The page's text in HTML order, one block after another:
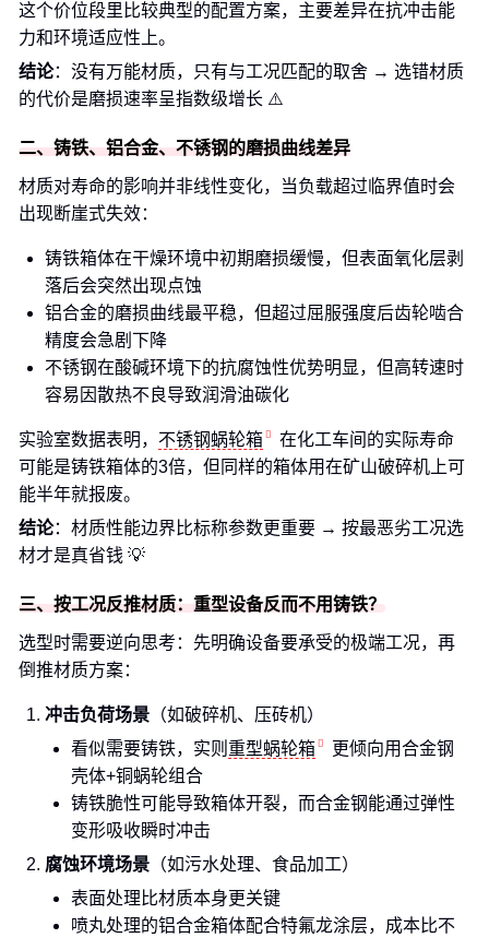
这个价位段里比较典型的配置方案，主要差异在抗冲击能
力和环境适应性上。
结论：没有万能材质，只有与工况匹配的取舍 → 选错材质
的代价是磨损速率呈指数级增长 ⚠️
二、铸铁、铝合金、不锈钢的磨损曲线差异
材质对寿命的影响并非线性变化，当负载超过临界值时会
出现断崖式失效：
铸铁箱体在干燥环境中初期磨损缓慢，但表面氧化层剥
落后会突然出现点蚀
铝合金的磨损曲线最平稳，但超过屈服强度后齿轮啮合
精度会急剧下降
不锈钢在酸碱环境下的抗腐蚀性优势明显，但高转速时
容易因散热不良导致润滑油碳化
实验室数据表明， 不锈钢蜗轮箱
在化工车间的实际寿命
可能是铸铁箱体的3倍，但同样的箱体用在矿山破碎机上可
能半年就报废。
结论：材质性能边界比标称参数更重要 → 按最恶劣工况选
材才是真省钱 💡
三、按工况反推材质：重型设备反而不用铸铁？
选型时需要逆向思考：先明确设备要承受的极端工况，再
倒推材质方案：
冲击负荷场景 （如破碎机、压砖机）
看似需要铸铁，实则 重型蜗轮箱
更倾向用合金钢
壳体+铜蜗轮组合
铸铁脆性可能导致箱体开裂，而合金钢能通过弹性
变形吸收瞬时冲击
腐蚀环境场景 （如污水处理、食品加工）
表面处理比材质本身更关键
喷丸处理的铝合金箱体配合特氟龙涂层，成本比不